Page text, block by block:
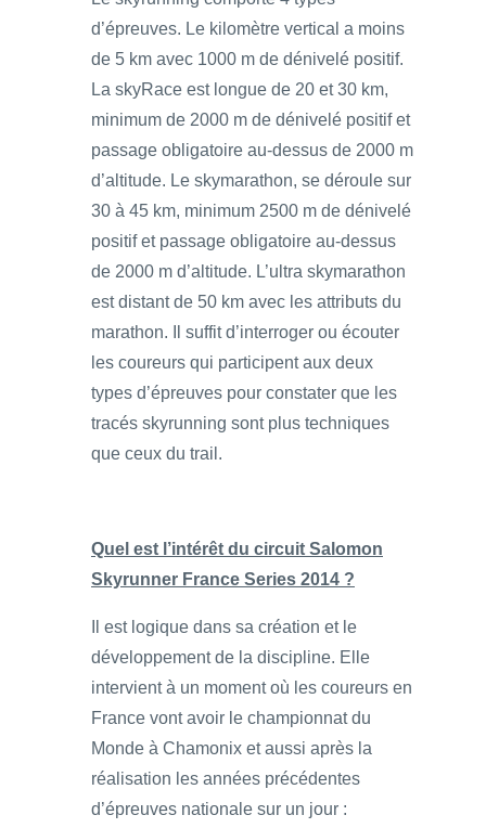
d’épreuves. Le kilomètre vertical a moins
de 5 km avec 1000 m de dénivelé positif.
La skyRace est longue de 20 et 30 km,
minimum de 2000 m de dénivelé positif et
passage obligatoire au-dessus de 2000 m
d’altitude. Le skymarathon, se déroule sur
30 à 45 km, minimum 2500 m de dénivelé
positif et passage obligatoire au-dessus
de 2000 m d’altitude. L’ultra skymarathon
est distant de 50 km avec les attributs du
marathon. Il suffit d’interroger ou écouter
les coureurs qui participent aux deux
types d’épreuves pour constater que les
tracés skyrunning sont plus techniques
que ceux du trail.
Quel est l’intérêt du circuit Salomon
Skyrunner France Series 2014 ?
Il est logique dans sa création et le
développement de la discipline. Elle
intervient à un moment où les coureurs en
France vont avoir le championnat du
Monde à Chamonix et aussi après la
réalisation les années précédentes
d’épreuves nationale sur un jour :